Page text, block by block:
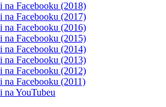
Facebooku (2018)
Facebooku (2017)
Facebooku (2016)
Facebooku (2015)
Facebooku (2014)
Facebooku (2013)
Facebooku (2012)
Facebooku (2011)
na YouTubeu